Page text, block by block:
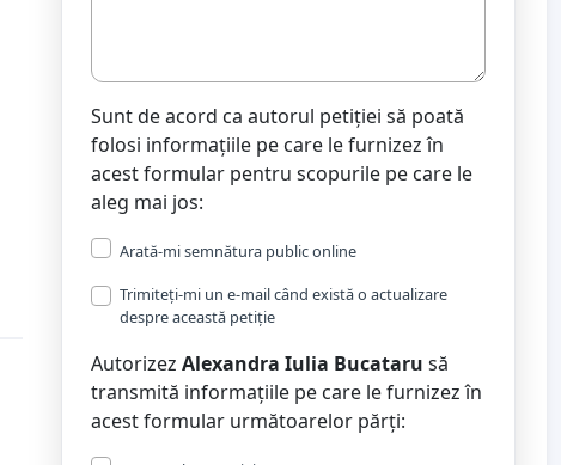
Sunt de acord ca autorul petiției să poată
folosi informațiile pe care le furnizez în
acest formular pentru scopurile pe care le
aleg mai jos:
Arată-mi semnătura public online
Trimiteți-mi un e-mail când există o actualizare
despre această petiție
Autorizez Alexandra Iulia Bucataru să
transmită informațiile pe care le furnizez în
acest formular următoarelor părți: